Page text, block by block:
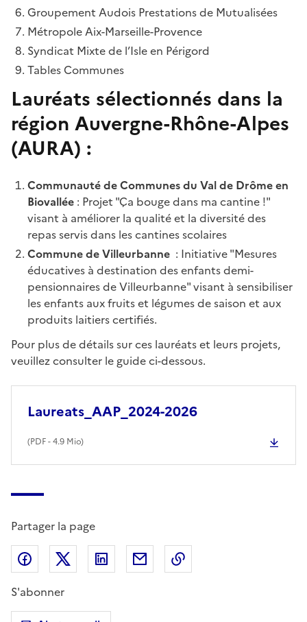
Groupement Audois Prestations de Mutualisées
Métropole Aix-Marseille-Provence
Syndicat Mixte de l’Isle en Périgord
Tables Communes
Lauréats sélectionnés dans la
région Auvergne-Rhône-Alpes
(AURA) :
Communauté de Communes du Val de Drôme en
Biovallée : Projet "Ça bouge dans ma cantine !"
visant à améliorer la qualité et la diversité des
repas servis dans les cantines scolaires
Commune de Villeurbanne : Initiative "Mesures
éducatives à destination des enfants demi-
pensionnaires de Villeurbanne" visant à sensibiliser
les enfants aux fruits et légumes de saison et aux
produits laitiers certifiés.
Pour plus de détails sur ces lauréats et leurs projets,
veuillez consulter le guide ci-dessous.
Laureats_AAP_2024-2026
(PDF- 4.9 Mio)
Partager la page
Partager sur Facebook
Partager sur X (anciennement Twitter)
Partager sur LinkedIn
Partager par email
S'abonner